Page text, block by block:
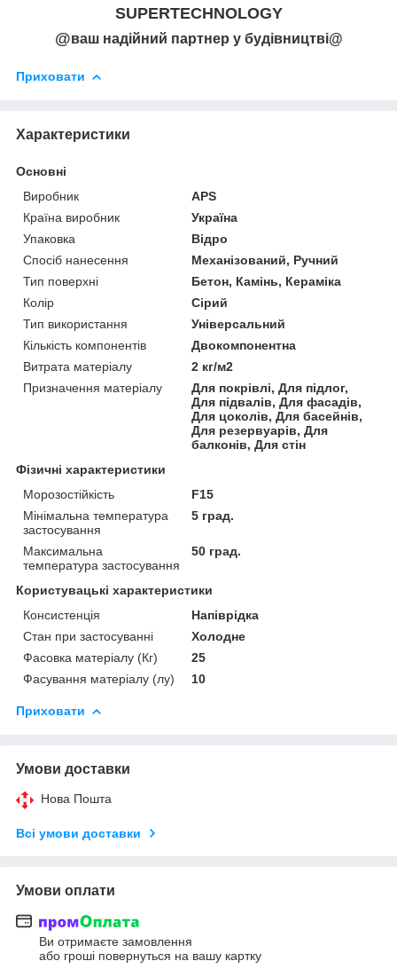
SUPERTECHNOLOGY
@ваш надійний партнер у будівництві@
Приховати
Характеристики
Основні
Виробник
APS
Країна виробник
Україна
Упаковка
Відро
Спосіб нанесення
Механізований, Ручний
Тип поверхні
Бетон, Камінь, Кераміка
Колір
Сірий
Тип використання
Універсальний
Кількість компонентів
Двокомпонентна
Витрата матеріалу
2 кг/м2
Призначення матеріалу
Для покрівлі, Для підлог,
Для підвалів, Для фасадів,
Для цоколів, Для басейнів,
Для резервуарів, Для
балконів, Для стін
Фізичні характеристики
Морозостійкість
F15
Мінімальна температура
застосування
5 град.
Максимальна
температура застосування
50 град.
Користувацькі характеристики
Консистенція
Напіврідка
Стан при застосуванні
Холодне
Фасовка матеріалу (Кг)
25
Фасування матеріалу (лу)
10
Приховати
Умови доставки
Нова Пошта
Всі умови доставки
Умови оплати
Ви отримаєте замовлення
або гроші повернуться на вашу картку